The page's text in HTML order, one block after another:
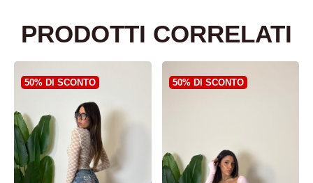
PRODOTTI CORRELATI
50% DI SCONTO 50% DI SCONTO